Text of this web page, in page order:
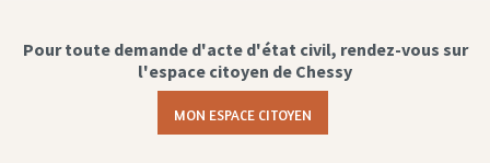
Pour toute demande d'acte d'état civil, rendez-vous sur
l'espace citoyen de Chessy
MON ESPACE CITOYEN